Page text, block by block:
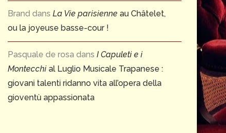
Brand dans La Vie parisienne au Châtelet,
ou la joyeuse basse-cour !
Pasquale de rosa dans I Capuleti e i
Montecchi al Luglio Musicale Trapanese :
giovani talenti ridanno vita all’opera della
gioventù appassionata